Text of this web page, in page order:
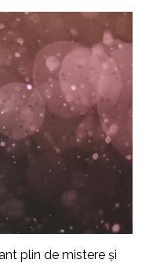
plin de mistere și